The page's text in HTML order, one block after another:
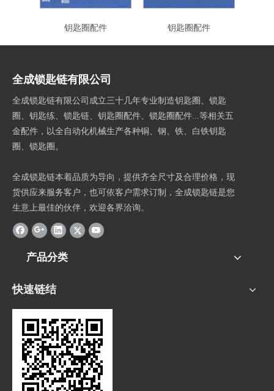
钥匙圈配件 钥匙圈配件
全成锁匙链有限公司
全成锁匙链有限公司成立三十几年专业制造钥匙圈、锁匙
圈、钥匙练、锁匙链、钥匙圈配件、锁匙圈配件...等相关五
金配件，以全自动化机械生产各种铜、钢、铁、白铁钥匙
圈、锁匙圈。
全成锁匙链本着品质为导向，提供齐全尺寸及合理价格，现
货供应来服务客户，也可依客户需求订制，全成锁匙链是您
生意上最佳的伙伴，欢迎各界洽询。
产品分类
快速链结